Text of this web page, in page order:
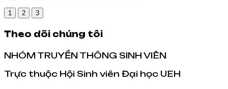
1 2 3
Theo dõi chúng tôi
NHÓM TRUYỀN THÔNG SINH VIÊN
Trực thuộc Hội Sinh viên Đại học UEH